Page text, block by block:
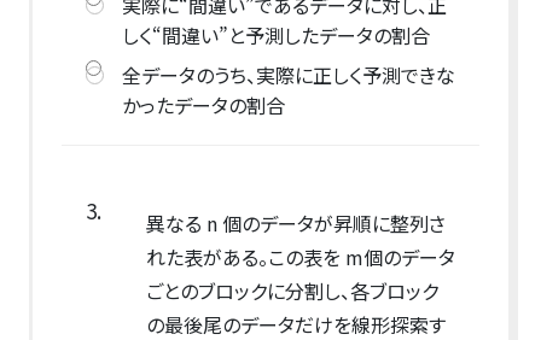
しく“間違い”と予測したデータの割合
全データのうち、実際に正しく予測できな
かったデータの割合
3.
異なる n 個のデータが昇順に整列さ
れた表がある。この表を m個のデータ
ごとのブロックに分割し、各ブロック
の最後尾のデータだけを線形探索す